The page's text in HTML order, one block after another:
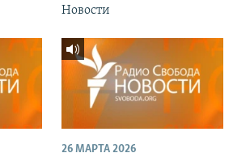
Новости
26 МАРТА 2026